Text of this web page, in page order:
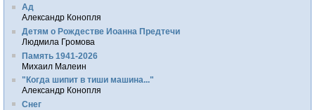
Ад
Александр Конопля
Детям о Рождестве Иоанна Предтечи
Людмила Громова
Память 1941-2026
Михаил Малеин
"Когда шипит в тиши машина..."
Александр Конопля
Снег